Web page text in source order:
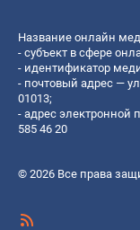
Название онлайн
- субъект в сфере
- идентификатор
- почтовый адрес —
01013;
- адрес электронной
585 46 20
© 2026 Все права